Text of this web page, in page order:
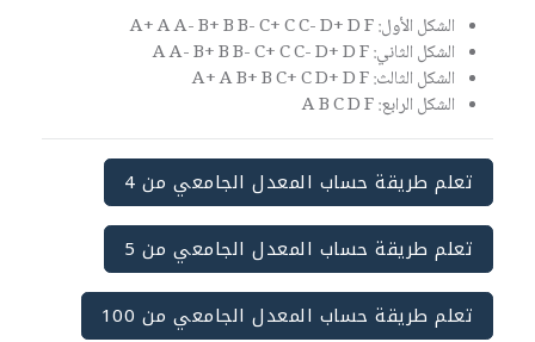
الشكل الأول: A+ A A- B+ B B- C+ C C- D+ D F
الشكل الثاني: A A- B+ B B- C+ C C- D+ D F
الشكل الثالث: A+ A B+ B C+ C D+ D F
الشكل الرابع: A B C D F
تعلم طريقة حساب المعدل الجامعي من 4
تعلم طريقة حساب المعدل الجامعي من 5
تعلم طريقة حساب المعدل الجامعي من 100